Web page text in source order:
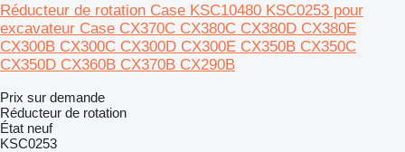
Réducteur de rotation Case KSC10480 KSC0253 pour
excavateur Case CX370C CX380C CX380D CX380E
CX300B CX300C CX300D CX300E CX350B CX350C
CX350D CX360B CX370B CX290B
Prix sur demande
Réducteur de rotation
État neuf
KSC0253